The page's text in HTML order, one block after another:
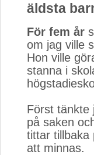
äldsta
För fem år
om jag ville
Hon ville
stanna i
Först tänkte
på saken
tittar tillbaka
att minnas.